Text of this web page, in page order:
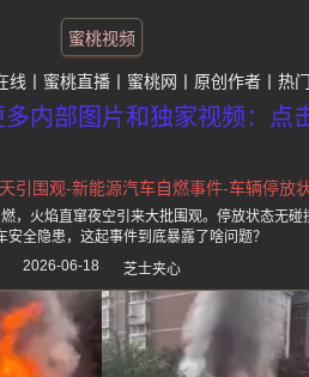
蜜桃视频
线 蜜桃直播 蜜桃网 原创作者 热
内部图片和独家视频：点
引围观-新能源汽车自燃事件-车辆停放
，火焰直窜夜空引来大批围观。停放状态无
安全隐患，这起事件到底暴露了啥问题？
2026-06-18
芝士夹心